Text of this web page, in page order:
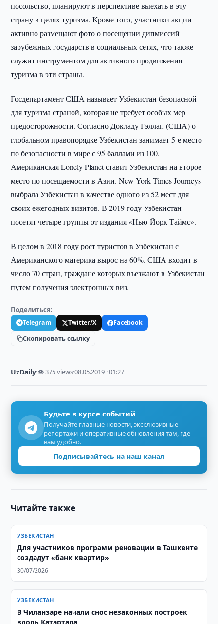
посольство, планируют в перспективе выехать в эту
страну в целях туризма. Кроме того, участники акции
активно размещают фото о посещении дипмиссий
зарубежных государств в социальных сетях, что также
служит инструментом для активного продвижения
туризма в эти страны.
Госдепартамент США называет Узбекистан безопасной
для туризма страной, которая не требует особых мер
предосторожности. Согласно Докладу Гэллап (США) о
глобальном правопорядке Узбекистан занимает 5-е место
по безопасности в мире с 95 баллами из 100.
Американская Lonely Planet ставит Узбекистан на второе
место по посещаемости в Азии. New York Times Journeys
выбрала Узбекистан в качестве одного из 52 мест для
своих ежегодных визитов. В 2019 году Узбекистан
посетят четыре группы от издания «Нью-Йорк Таймс».
В целом в 2018 году рост туристов в Узбекистан с
Американского материка вырос на 60%. США входит в
число 70 стран, граждане которых въезжают в Узбекистан
путем получения электронных виз.
Поделиться:
Telegram Twitter/X
Facebook
Скопировать ссылку
UzDaily·👁 375 views·08.05.2019 · 01:27
Будьте в курсе событий
Получайте главные новости, эксклюзивные
репортажи и оперативные обновления там, где
вам удобно.
Подписывайтесь на наш канал
Читайте также
УЗБЕКИСТАН
Для участников программ реновации в Ташкенте
создадут «банк квартир»
30/07/2026
УЗБЕКИСТАН
В Чиланзаре начали снос незаконных построек
вдоль Катартала